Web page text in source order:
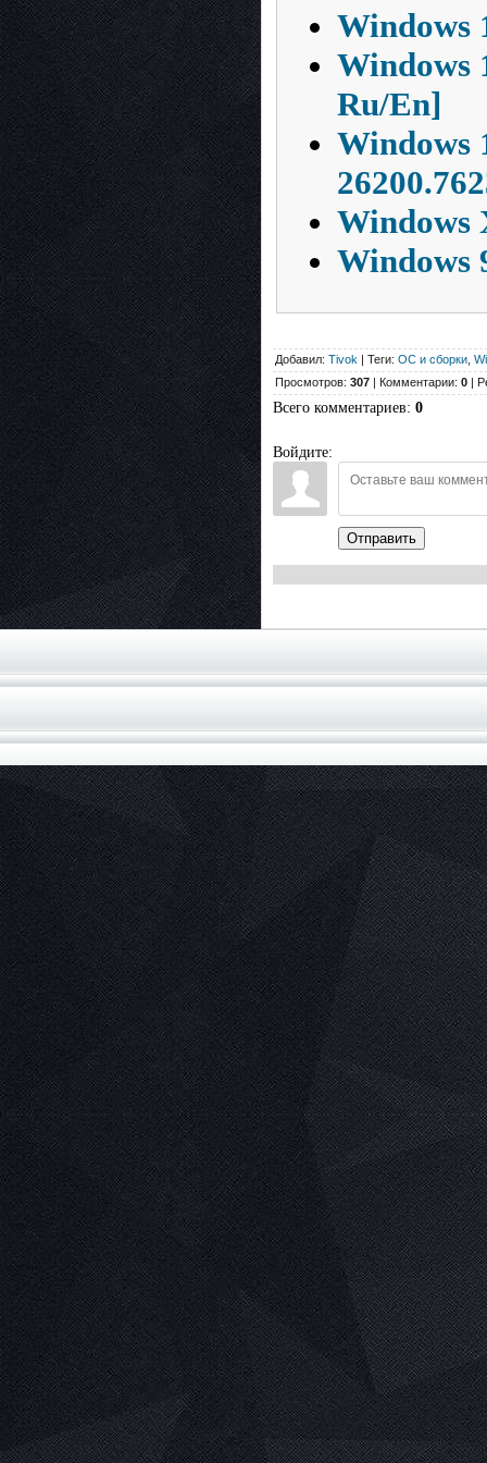
Windows
Windows
Ru/En]
Windows
Windows
Windows
Добавил: Tivok | Теги: ОС и сборки
Просмотров: 307 | Комментарии: 0 |
Всего комментариев: 0
Войдите:
Отправить